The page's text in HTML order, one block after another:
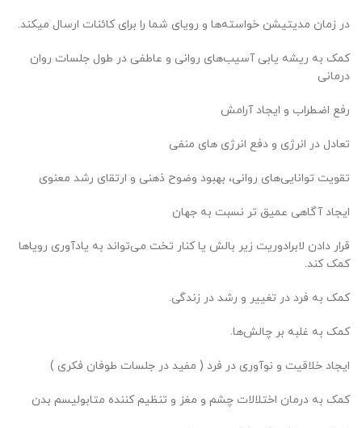
در زمان مدیتیشن خواسته‌ها و رویای شما را برای کائنات ارسال میکند.
کمک به ریشه یابی آسیب‌های روانی و عاطفی در طول جلسات روان
درمانی
رفع اضطراب و ایجاد آرامش
تعادل در انرژی و دفع انرژی های منفی
تقویت توانایی‌های روانی، بهبود وضوح ذهنی و ارتقای رشد معنوی
ایجاد آگاهی عمیق تر نسبت به جهان
قرار دادن لابرادوریت زیر بالش یا کنار تخت می‌تواند به یادآوری رویاها
کمک کند.
کمک به فرد در تغییر و رشد در زندگی.
کمک به غلبه بر چالش‌ها.
ایجاد خلاقیت و نوآوری در فرد ( مفید در جلسات طوفان فکری )
کمک به درمان اختلالات چشم و مغز و تنظیم کننده متابولیسم بدن